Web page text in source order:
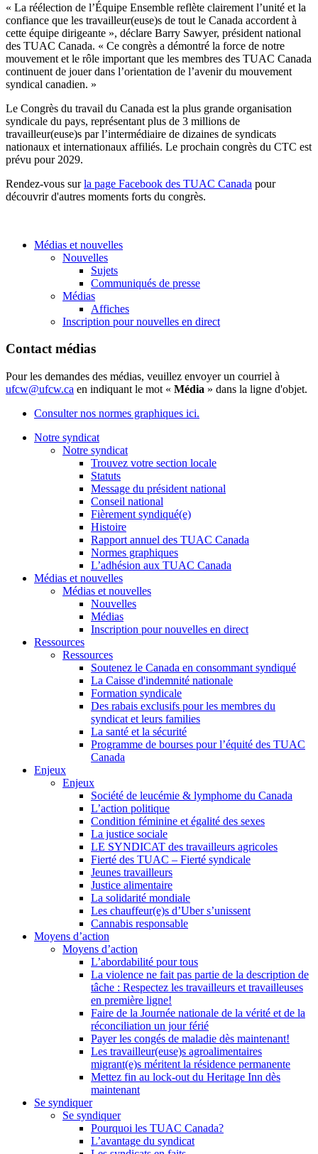
« La réélection de l’Équipe Ensemble reflète clairement l’unité et la
confiance que les travailleur(euse)s de tout le Canada accordent à
cette équipe dirigeante », déclare Barry Sawyer, président national
des TUAC Canada. « Ce congrès a démontré la force de notre
mouvement et le rôle important que les membres des TUAC Canada
continuent de jouer dans l’orientation de l’avenir du mouvement
syndical canadien. »
Le Congrès du travail du Canada est la plus grande organisation
syndicale du pays, représentant plus de 3 millions de
travailleur(euse)s par l’intermédiaire de dizaines de syndicats
nationaux et internationaux affiliés. Le prochain congrès du CTC est
prévu pour 2029.
Rendez-vous surla page Facebook des TUAC Canada pour
découvrir d'autres moments forts du congrès.
Médias et nouvelles
Nouvelles
Sujets
Communiqués de presse
Médias
Affiches
Inscription pour nouvelles en direct
Contact médias
Pour les demandes des médias, veuillez envoyer un courriel à
ufcw@ufcw.ca en indiquant le mot « Média » dans la ligne d'objet.
Consulter nos normes graphiques ici.
Notre syndicat
Notre syndicat
Trouvez votre section locale
Statuts
Message du président national
Conseil national
Fièrement syndiqué(e)
Histoire
Rapport annuel des TUAC Canada
Normes graphiques
L’adhésion aux TUAC Canada
Médias et nouvelles
Médias et nouvelles
Nouvelles
Médias
Inscription pour nouvelles en direct
Ressources
Ressources
Soutenez le Canada en consommant syndiqué
La Caisse d'indemnité nationale
Formation syndicale
Des rabais exclusifs pour les membres du
syndicat et leurs families
La santé et la sécurité
Programme de bourses pour l’équité des TUAC
Canada
Enjeux
Enjeux
Société de leucémie & lymphome du Canada
L’action politique
Condition féminine et égalité des sexes
La justice sociale
LE SYNDICAT des travailleurs agricoles
Fierté des TUAC – Fierté syndicale
Jeunes travailleurs
Justice alimentaire
La solidarité mondiale
Les chauffeur(e)s d’Uber s’unissent
Cannabis responsable
Moyens d’action
Moyens d’action
L’abordabilité pour tous
La violence ne fait pas partie de la description de
tâche : Respectez les travailleurs et travailleuses
en première ligne!
Faire de la Journée nationale de la vérité et de la
réconciliation un jour férié
Payer les congés de maladie dès maintenant!
Les travailleur(euse)s agroalimentaires
migrant(e)s méritent la résidence permanente
Mettez fin au lock-out du Heritage Inn dès
maintenant
Se syndiquer
Se syndiquer
Pourquoi les TUAC Canada?
L’avantage du syndicat